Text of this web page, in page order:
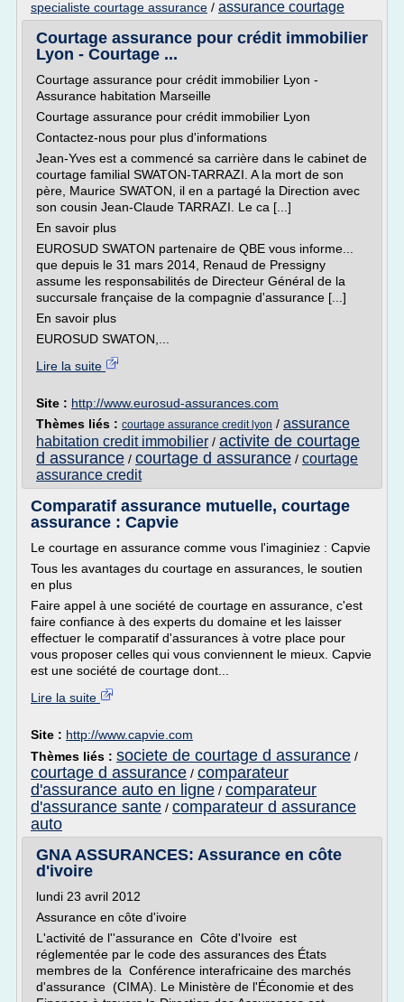
specialiste courtage assurance / assurance courtage
Courtage assurance pour crédit immobilier
Lyon - Courtage ...
Courtage assurance pour crédit immobilier Lyon -
Assurance habitation Marseille
Courtage assurance pour crédit immobilier Lyon
Contactez-nous pour plus d'informations
Jean-Yves est a commencé sa carrière dans le cabinet de
courtage familial SWATON-TARRAZI. A la mort de son
père, Maurice SWATON, il en a partagé la Direction avec
son cousin Jean-Claude TARRAZI. Le ca [...]
En savoir plus
EUROSUD SWATON partenaire de QBE vous informe...
que depuis le 31 mars 2014, Renaud de Pressigny
assume les responsabilités de Directeur Général de la
succursale française de la compagnie d'assurance [...]
En savoir plus
EUROSUD SWATON,...
Lire la suite
Site : http://www.eurosud-assurances.com
Thèmes liés : courtage assurance credit lyon / assurance
habitation credit immobilier / activite de courtage
d assurance / courtage d assurance / courtage
assurance credit
Comparatif assurance mutuelle, courtage
assurance : Capvie
Le courtage en assurance comme vous l'imaginiez : Capvie
Tous les avantages du courtage en assurances, le soutien
en plus
Faire appel à une société de courtage en assurance, c'est
faire confiance à des experts du domaine et les laisser
effectuer le comparatif d'assurances à votre place pour
vous proposer celles qui vous conviennent le mieux. Capvie
est une société de courtage dont...
Lire la suite
Site : http://www.capvie.com
Thèmes liés : societe de courtage d assurance /
courtage d assurance / comparateur
d'assurance auto en ligne / comparateur
d'assurance sante / comparateur d assurance
auto
GNA ASSURANCES: Assurance en côte
d'ivoire
lundi 23 avril 2012
Assurance en côte d'ivoire
L'activité de l''assurance en Côte d'Ivoire est
réglementée par le code des assurances des États
membres de la Conférence interafricaine des marchés
d'assurance (CIMA). Le Ministère de l'Économie et des